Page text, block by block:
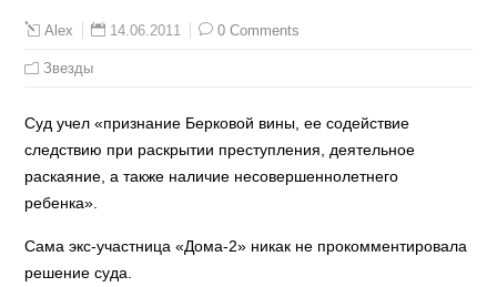
Alex 14.06.2011 0 Comments
Звезды
Суд учел «признание Берковой вины, ее содействие
следствию при раскрытии преступления, деятельное
раскаяние, а также наличие несовершеннолетнего
ребенка».
Сама экс-участница «Дома-2» никак не прокомментировала
решение суда.